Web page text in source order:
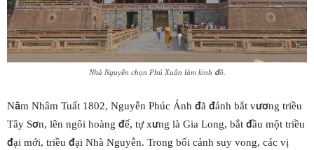
Nhà Nguyễn chọn Phú Xuân làm kinh đô.
Năm Nhâm Tuất 1802, Nguyễn Phúc Ánh đã đánh bắt vương triều
Tây Sơn, lên ngôi hoàng đế, tự xưng là Gia Long, bắt đầu một triều
đại mới, triều đại Nhà Nguyễn. Trong bối cảnh suy vong, các vị